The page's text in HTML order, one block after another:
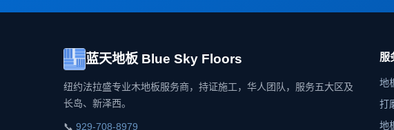
蓝天地板 Blue Sky Floors
纽约法拉盛专业木地板服务商，持证施工，华人团队，服务五大区及
长岛、新泽西。
📞 929-708-8979
服
地
打
地